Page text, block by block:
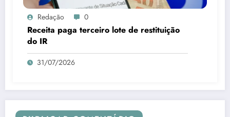
Redação 0
Receita paga terceiro lote de restituição
do IR
31/07/2026